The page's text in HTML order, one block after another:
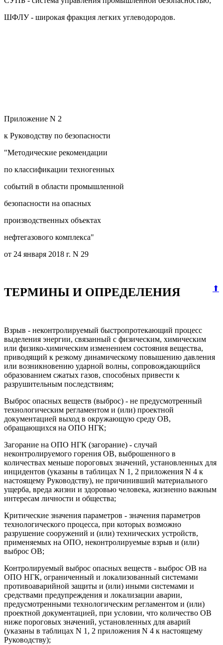
ШФЛУ - широкая фракция легких углеводородов.
Приложение N 2
к Руководству по безопасности
"Методические рекомендации
по классификации техногенных
событий в области промышленной
безопасности на опасных
производственных объектах
нефтегазового комплекса"
от 24 января 2018 г. N 29
⬆
ТЕРМИНЫ И ОПРЕДЕЛЕНИЯ
Взрыв - неконтролируемый быстропротекающий процесс
выделения энергии, связанный с физическим, химическим
или физико-химическим изменением состояния вещества,
приводящий к резкому динамическому повышению давления
или возникновению ударной волны, сопровождающийся
образованием сжатых газов, способных привести к
разрушительным последствиям;
Выброс опасных веществ (выброс) - не предусмотренный
технологическим регламентом и (или) проектной
документацией выход в окружающую среду ОВ,
обращающихся на ОПО НГК;
Загорание на ОПО НГК (загорание) - случай
неконтролируемого горения ОВ, выброшенного в
количествах меньше пороговых значений, установленных для
инцидентов (указаны в таблицах N 1, 2 приложения N 4 к
настоящему Руководству), не причинивший материального
ущерба, вреда жизни и здоровью человека, жизненно важным
интересам личности и общества;
Критические значения параметров - значения параметров
технологического процесса, при которых возможно
разрушение сооружений и (или) технических устройств,
применяемых на ОПО, неконтролируемые взрыв и (или)
выброс ОВ;
Контролируемый выброс опасных веществ - выброс ОВ на
ОПО НГК, ограниченный и локализованный системами
противоаварийной защиты и (или) иными системами и
средствами предупреждения и локализации аварии,
предусмотренными технологическим регламентом и (или)
проектной документацией, при условии, что количество ОВ
ниже пороговых значений, установленных для аварий
(указаны в таблицах N 1, 2 приложения N 4 к настоящему
Руководству);